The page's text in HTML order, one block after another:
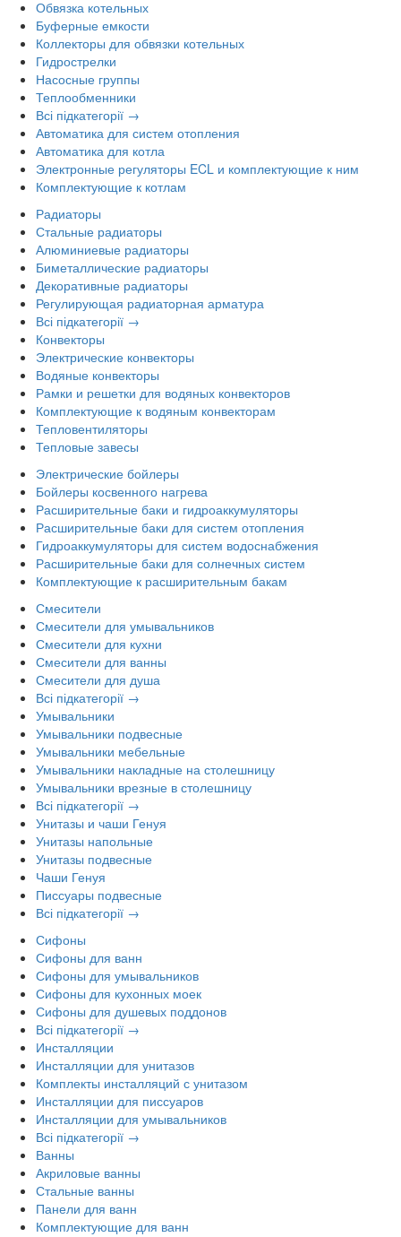
Обвязка котельных
Буферные емкости
Коллекторы для обвязки котельных
Гидрострелки
Насосные группы
Теплообменники
Всі підкатегорії →
Автоматика для систем отопления
Автоматика для котла
Электронные регуляторы ECL и комплектующие к ним
Комплектующие к котлам
Радиаторы
Стальные радиаторы
Алюминиевые радиаторы
Биметаллические радиаторы
Декоративные радиаторы
Регулирующая радиаторная арматура
Всі підкатегорії →
Конвекторы
Электрические конвекторы
Водяные конвекторы
Рамки и решетки для водяных конвекторов
Комплектующие к водяным конвекторам
Тепловентиляторы
Тепловые завесы
Электрические бойлеры
Бойлеры косвенного нагрева
Расширительные баки и гидроаккумуляторы
Расширительные баки для систем отопления
Гидроаккумуляторы для систем водоснабжения
Расширительные баки для солнечных систем
Комплектующие к расширительным бакам
Смесители
Смесители для умывальников
Смесители для кухни
Смесители для ванны
Смесители для душа
Всі підкатегорії →
Умывальники
Умывальники подвесные
Умывальники мебельные
Умывальники накладные на столешницу
Умывальники врезные в столешницу
Всі підкатегорії →
Унитазы и чаши Генуя
Унитазы напольные
Унитазы подвесные
Чаши Генуя
Писсуары подвесные
Всі підкатегорії →
Сифоны
Сифоны для ванн
Сифоны для умывальников
Сифоны для кухонных моек
Сифоны для душевых поддонов
Всі підкатегорії →
Инсталляции
Инсталляции для унитазов
Комплекты инсталляций с унитазом
Инсталляции для писсуаров
Инсталляции для умывальников
Всі підкатегорії →
Ванны
Акриловые ванны
Стальные ванны
Панели для ванн
Комплектующие для ванн